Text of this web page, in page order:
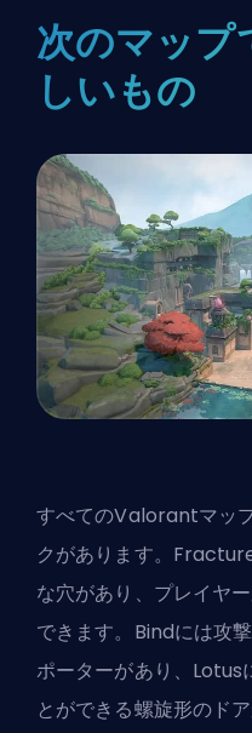
次のマップ
しいもの
すべてのValorantマッ
クがあります。
な穴があり、プレイヤ
できます。Bindには攻
ポーターがあり、Lotus
とができる螺旋形のド